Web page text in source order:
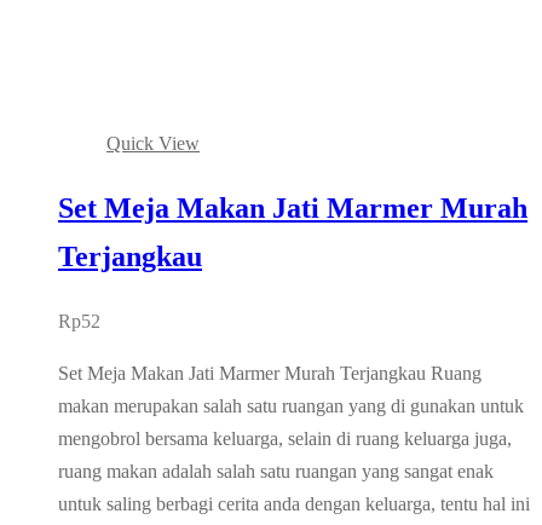
Quick View
Set Meja Makan Jati Marmer Murah
Terjangkau
Rp52
Set Meja Makan Jati Marmer Murah Terjangkau Ruang
makan merupakan salah satu ruangan yang di gunakan untuk
mengobrol bersama keluarga, selain di ruang keluarga juga,
ruang makan adalah salah satu ruangan yang sangat enak
untuk saling berbagi cerita anda dengan keluarga, tentu hal ini